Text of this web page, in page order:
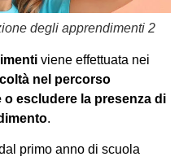
degli apprendimenti 2
viene effettuata nei
nel percorso
escludere la presenza di
.
primo anno di scuola